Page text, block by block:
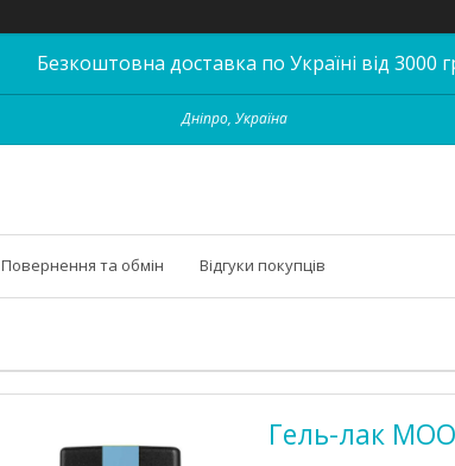
Безкоштовна доставка по Україні від 3000
Дніпро, Україна
Повернення та обмін Відгуки покупців
Гель-лак